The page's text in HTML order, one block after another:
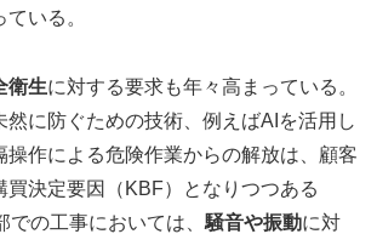
いる。
衛生に対する要求も年々高まっている。
然に防ぐための技術、例えばAIを活用し
操作による危険作業からの解放は、顧客
買決定要因（KBF）となりつつある
の工事においては、 騒音や振動に対